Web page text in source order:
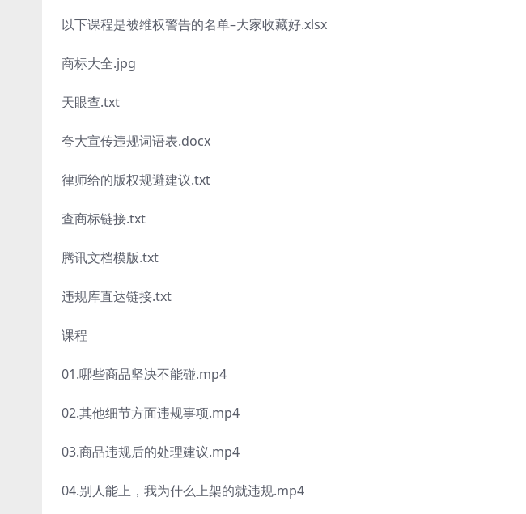
以下课程是被维权警告的名单–大家收藏好.xlsx
商标大全.jpg
天眼查.txt
夸大宣传违规词语表.docx
律师给的版权规避建议.txt
查商标链接.txt
腾讯文档模版.txt
违规库直达链接.txt
课程
01.哪些商品坚决不能碰.mp4
02.其他细节方面违规事项.mp4
03.商品违规后的处理建议.mp4
04.别人能上，我为什么上架的就违规.mp4